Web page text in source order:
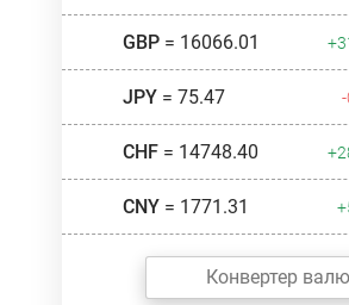
GBP= 16066.01
JPY= 75.47
CHF= 14748.40
CNY= 1771.31
Конвертер